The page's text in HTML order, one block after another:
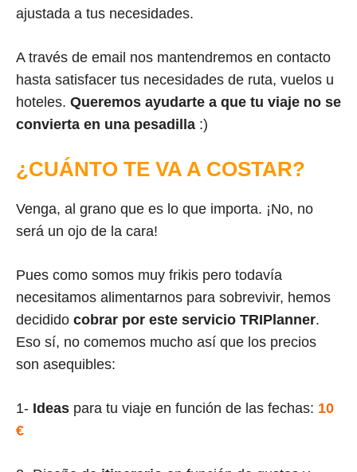
ajustada a tus necesidades.
A través de email nos mantendremos en contacto
hasta satisfacer tus necesidades de ruta, vuelos u
hoteles. Queremos ayudarte a que tu viaje no se
convierta en una pesadilla :)
¿CUÁNTO TE VA A COSTAR?
Venga, al grano que es lo que importa. ¡No, no
será un ojo de la cara!
Pues como somos muy frikis pero todavía
necesitamos alimentarnos para sobrevivir, hemos
decidido cobrar por este servicio TRIPlanner.
Eso sí, no comemos mucho así que los precios
son asequibles:
1- Ideas para tu viaje en función de las fechas: 10
€